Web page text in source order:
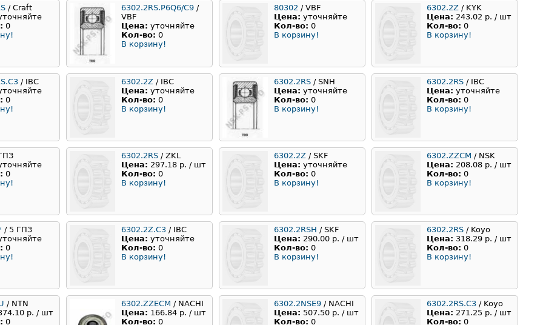
/ Craft
0
6302.2RS.P6Q6/C9 /
VBF
Цена: уточняйте
Кол-во: 0
В корзину!
80302 / VBF
Цена: уточняйте
Кол-во: 0
В корзину!
6302.2Z / KYK
Цена: 243.02 р. / шт
Кол-во: 0
В корзину!
/ IBC
0
6302.2Z / IBC
Цена: уточняйте
Кол-во: 0
В корзину!
6302.2RS / SNH
Цена: уточняйте
Кол-во: 0
В корзину!
6302.2RS / IBC
Цена: уточняйте
Кол-во: 0
В корзину!
0
6302.2RS / ZKL
Цена: 297.18 р. / шт
Кол-во: 0
В корзину!
6302.2Z / SKF
Цена: уточняйте
Кол-во: 0
В корзину!
6302.ZZCM / NSK
Цена: 208.08 р. / шт
Кол-во: 0
В корзину!
/ 5 ГПЗ
0
6302.2Z.C3 / IBC
Цена: уточняйте
Кол-во: 0
В корзину!
6302.2RSH / SKF
Цена: 290.00 р. / шт
Кол-во: 0
В корзину!
6302.2RS / Koyo
Цена: 318.29 р. / шт
Кол-во: 0
В корзину!
/ NTN
р. / шт
0
6302.ZZECM / NACHI
Цена: 166.84 р. / шт
Кол-во: 0
6302.2NSE9 / NACHI
Цена: 507.50 р. / шт
Кол-во: 0
6302.2RS.C3 / Koyo
Цена: 271.25 р. / шт
Кол-во: 0